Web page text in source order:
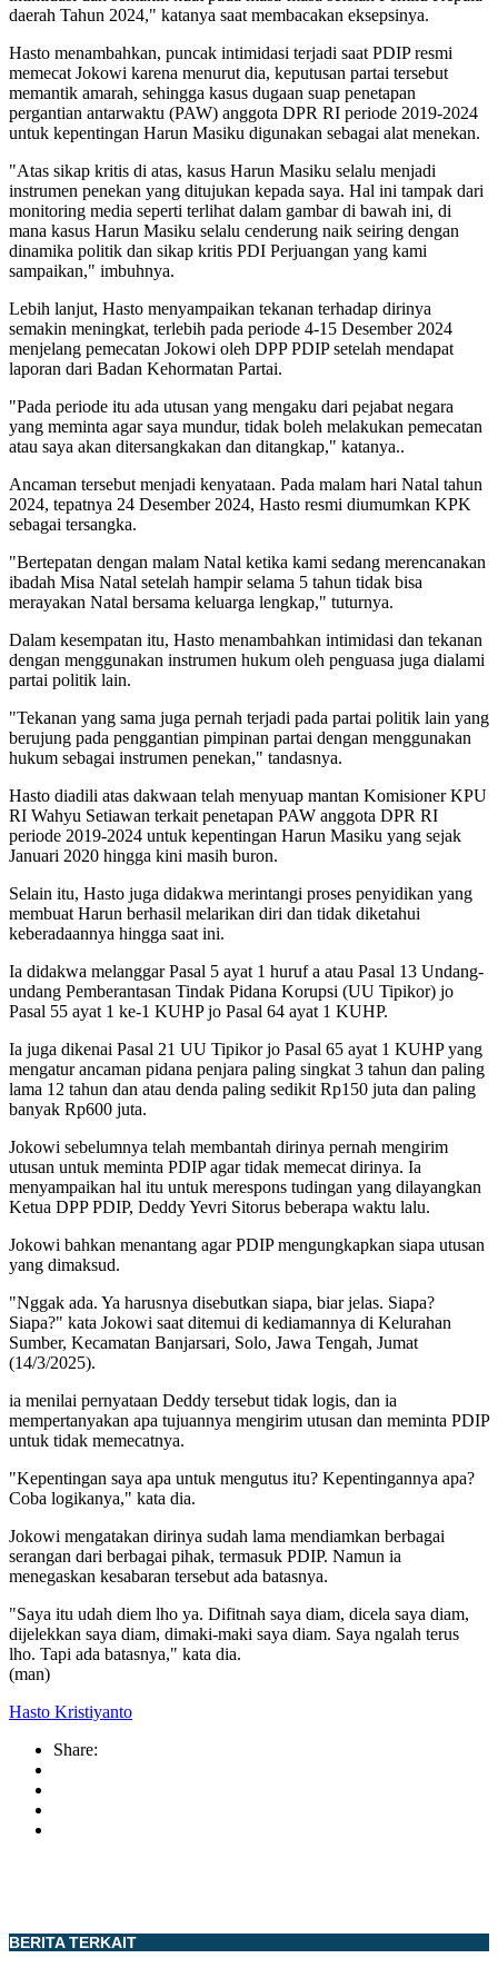
daerah Tahun 2024," katanya saat membacakan eksepsinya.
Hasto menambahkan, puncak intimidasi terjadi saat PDIP resmi
memecat Jokowi karena menurut dia, keputusan partai tersebut
memantik amarah, sehingga kasus dugaan suap penetapan
pergantian antarwaktu (PAW) anggota DPR RI periode 2019-2024
untuk kepentingan Harun Masiku digunakan sebagai alat menekan.
"Atas sikap kritis di atas, kasus Harun Masiku selalu menjadi
instrumen penekan yang ditujukan kepada saya. Hal ini tampak dari
monitoring media seperti terlihat dalam gambar di bawah ini, di
mana kasus Harun Masiku selalu cenderung naik seiring dengan
dinamika politik dan sikap kritis PDI Perjuangan yang kami
sampaikan," imbuhnya.
Lebih lanjut, Hasto menyampaikan tekanan terhadap dirinya
semakin meningkat, terlebih pada periode 4-15 Desember 2024
menjelang pemecatan Jokowi oleh DPP PDIP setelah mendapat
laporan dari Badan Kehormatan Partai.
"Pada periode itu ada utusan yang mengaku dari pejabat negara
yang meminta agar saya mundur, tidak boleh melakukan pemecatan
atau saya akan ditersangkakan dan ditangkap," katanya..
Ancaman tersebut menjadi kenyataan. Pada malam hari Natal tahun
2024, tepatnya 24 Desember 2024, Hasto resmi diumumkan KPK
sebagai tersangka.
"Bertepatan dengan malam Natal ketika kami sedang merencanakan
ibadah Misa Natal setelah hampir selama 5 tahun tidak bisa
merayakan Natal bersama keluarga lengkap," tuturnya.
Dalam kesempatan itu, Hasto menambahkan intimidasi dan tekanan
dengan menggunakan instrumen hukum oleh penguasa juga dialami
partai politik lain.
"Tekanan yang sama juga pernah terjadi pada partai politik lain yang
berujung pada penggantian pimpinan partai dengan menggunakan
hukum sebagai instrumen penekan," tandasnya.
Hasto diadili atas dakwaan telah menyuap mantan Komisioner KPU
RI Wahyu Setiawan terkait penetapan PAW anggota DPR RI
periode 2019-2024 untuk kepentingan Harun Masiku yang sejak
Januari 2020 hingga kini masih buron.
Selain itu, Hasto juga didakwa merintangi proses penyidikan yang
membuat Harun berhasil melarikan diri dan tidak diketahui
keberadaannya hingga saat ini.
Ia didakwa melanggar Pasal 5 ayat 1 huruf a atau Pasal 13 Undang-
undang Pemberantasan Tindak Pidana Korupsi (UU Tipikor) jo
Pasal 55 ayat 1 ke-1 KUHP jo Pasal 64 ayat 1 KUHP.
Ia juga dikenai Pasal 21 UU Tipikor jo Pasal 65 ayat 1 KUHP yang
mengatur ancaman pidana penjara paling singkat 3 tahun dan paling
lama 12 tahun dan atau denda paling sedikit Rp150 juta dan paling
banyak Rp600 juta.
Jokowi sebelumnya telah membantah dirinya pernah mengirim
utusan untuk meminta PDIP agar tidak memecat dirinya. Ia
menyampaikan hal itu untuk merespons tudingan yang dilayangkan
Ketua DPP PDIP, Deddy Yevri Sitorus beberapa waktu lalu.
Jokowi bahkan menantang agar PDIP mengungkapkan siapa utusan
yang dimaksud.
"Nggak ada. Ya harusnya disebutkan siapa, biar jelas. Siapa?
Siapa?" kata Jokowi saat ditemui di kediamannya di Kelurahan
Sumber, Kecamatan Banjarsari, Solo, Jawa Tengah, Jumat
(14/3/2025).
ia menilai pernyataan Deddy tersebut tidak logis, dan ia
mempertanyakan apa tujuannya mengirim utusan dan meminta PDIP
untuk tidak memecatnya.
"Kepentingan saya apa untuk mengutus itu? Kepentingannya apa?
Coba logikanya," kata dia.
Jokowi mengatakan dirinya sudah lama mendiamkan berbagai
serangan dari berbagai pihak, termasuk PDIP. Namun ia
menegaskan kesabaran tersebut ada batasnya.
"Saya itu udah diem lho ya. Difitnah saya diam, dicela saya diam,
dijelekkan saya diam, dimaki-maki saya diam. Saya ngalah terus
lho. Tapi ada batasnya," kata dia.
(man)
Hasto Kristiyanto
Share:
BERITA TERKAIT